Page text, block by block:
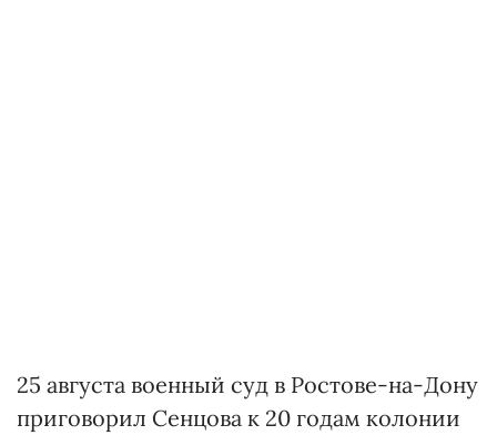
25 августа военный суд в Ростове-на-Дону
приговорил Сенцова к 20 годам колонии